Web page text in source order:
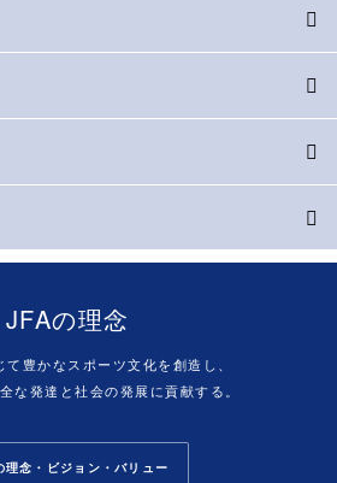
JFAの理念
豊かなスポーツ文化を創造し、
な発達と社会の発展に貢献する。
理念・ビジョン・バリュー